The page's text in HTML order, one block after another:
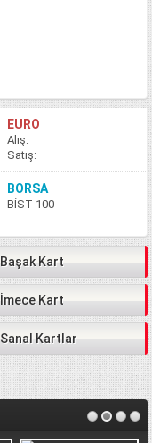
EURO
Alış:
Satış:
BORSA
BİST-100
Başak Kart
İmece Kart
Sanal Kartlar